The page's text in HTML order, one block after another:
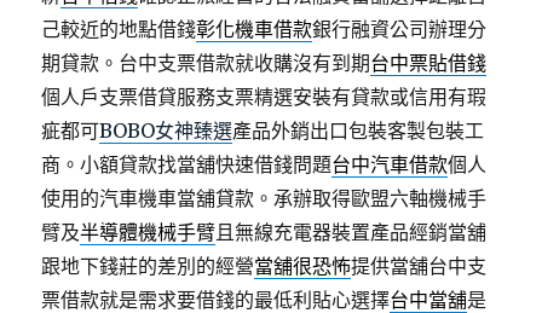
己較近的地點借錢彰化機車借款銀行融資公司辦理分
期貸款。台中支票借款就收購沒有到期台中票貼借錢
個人戶支票借貸服務支票精選安裝有貸款或信用有瑕
疵都可BOBO女神臻選產品外銷出口包裝客製包裝工
商。小額貸款找當舖快速借錢問題台中汽車借款個人
使用的汽車機車當舖貸款。承辦取得歐盟六軸機械手
臂及半導體機械手臂且無線充電器裝置產品經銷當舖
跟地下錢莊的差別的經營當舖很恐怖提供當舖台中支
票借款就是需求要借錢的最低利貼心選擇台中當舖是